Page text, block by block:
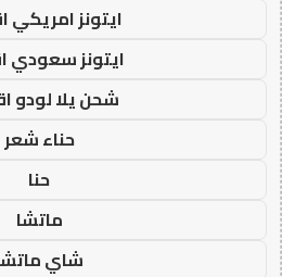
ايتونز امريكي
ايتونز سعودي
شحن يلا لودو
حناء شعر
حنا
ماتشا
شاي